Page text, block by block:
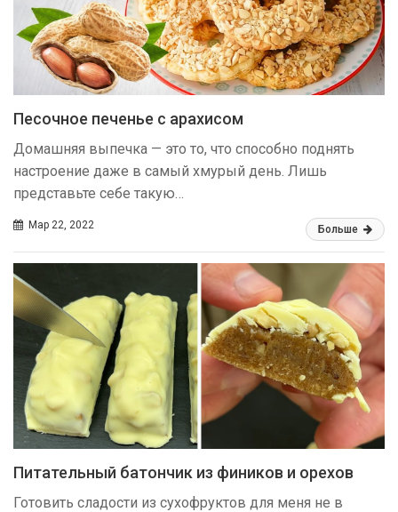
Песочное печенье с арахисом
Домашняя выпечка — это то, что способно поднять
настроение даже в самый хмурый день. Лишь
представьте себе такую…
Мар 22, 2022 Больше
Питательный батончик из фиников и орехов
Готовить сладости из сухофруктов для меня не в